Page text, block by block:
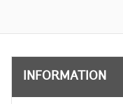
INFORMATION